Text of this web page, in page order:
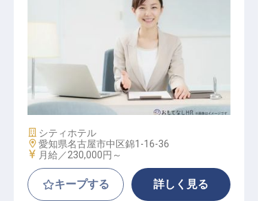
営業 セールススタッフ
施設業態
シティホテル
勤務地
愛知県名古屋市中区錦1-16-36
給与
月給／230,000円～
キープする 詳しく見る